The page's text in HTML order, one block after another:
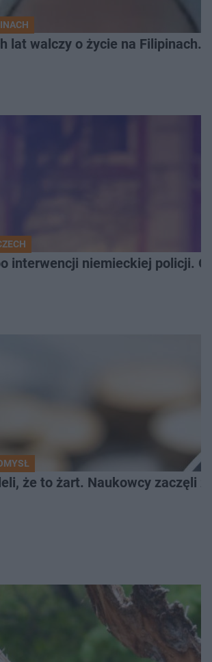
lat walczy o życie na Filipinach.
interwencji niemieckiej policji.
że to żart. Naukowcy zaczęli